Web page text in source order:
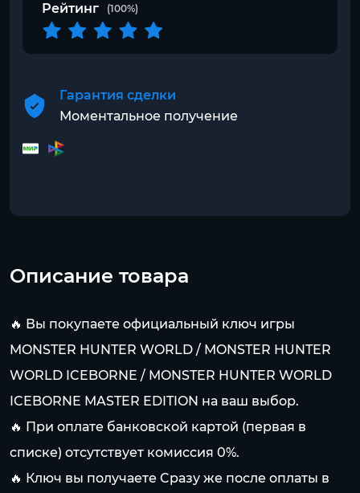
Рейтинг (100%)
Гарантия сделки
Моментальное получение
Описание товара
🔥 Вы покупаете официальный ключ игры
MONSTER HUNTER WORLD / MONSTER HUNTER
WORLD ICEBORNE / MONSTER HUNTER WORLD
ICEBORNE MASTER EDITION на ваш выбор.
🔥 При оплате банковской картой (первая в
списке) отсутствует комиссия 0%.
🔥 Ключ вы получаете Cразу же после оплаты в